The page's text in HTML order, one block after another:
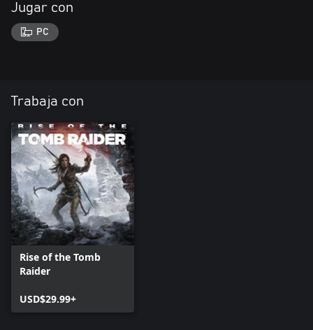
Jugar con
PC
Trabaja con
Rise of the Tomb
Raider
USD$29.99+